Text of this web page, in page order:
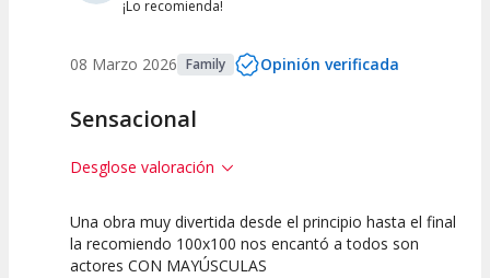
¡Lo recomienda!
08 Marzo 2026 Family Opinión verificada
Sensacional
Desglose valoración
10
Calidad del
10
Puesta en
10
Interpretación
Una obra muy divertida desde el principio hasta el final
la recomiendo 100x100 nos encantó a todos son
actores CON MAYÚSCULAS